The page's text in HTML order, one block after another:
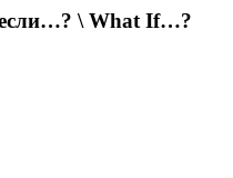
если…? \ What If…?